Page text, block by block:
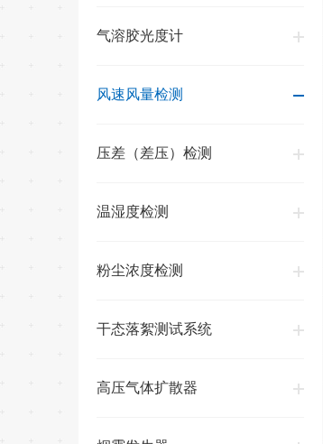
气溶胶光度计
风速风量检测
压差（差压）检测
温湿度检测
粉尘浓度检测
干态落絮测试系统
高压气体扩散器